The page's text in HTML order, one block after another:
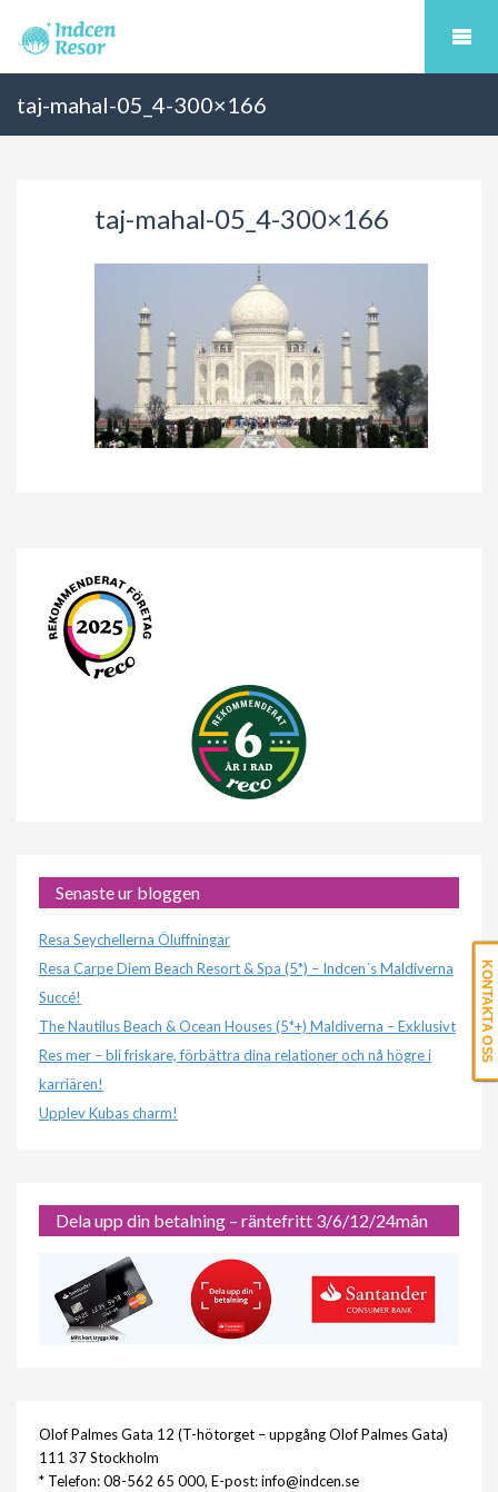
taj-mahal-05_4-300×166
taj-mahal-05_4-300×166
Senaste ur bloggen
Resa Seychellerna Öluffningar
Resa Carpe Diem Beach Resort & Spa (5*) – Indcen´s Maldiverna
Succé!
The Nautilus Beach & Ocean Houses (5*+) Maldiverna – Exklusivt
Res mer – bli friskare, förbättra dina relationer och nå högre i
karriären!
Upplev Kubas charm!
Dela upp din betalning – räntefritt 3/6/12/24mån
Olof Palmes Gata 12 (T-hötorget – uppgång Olof Palmes Gata)
111 37 Stockholm
* Telefon: 08-562 65 000, E-post: info@indcen.se
KONTAKTA OSS